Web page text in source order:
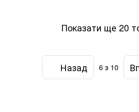
Показати ще 20
Назад 6 з 10